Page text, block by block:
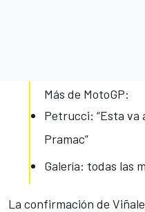
Más de MotoGP:
Petrucci: “Esta va
Pramac”
Galería: todas las
La confirmación de